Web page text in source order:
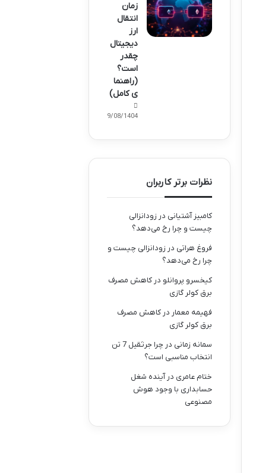
زمان
انتقال
ارز
دیجیتال
چقدر
است؟
(راهنما
ی کامل)
29/08/1404
نظرات برتر کاربران
کامبیز آشتیانی در زودانزالی
چیست و چرا رخ می‌دهد؟
فروغ هراتی در زودانزالی چیست و
چرا رخ می‌دهد؟
کیخسرو پروانلو در کاهش مصرف
برق کولر گازی
فهیمه معمار در کاهش مصرف
برق کولر گازی
سمانه زمانی در
چرا جرثقیل 7 تن
انتخاب مناسبی است؟
ختام عامری درآینده شغل
حسابداری با وجود هوش
مصنوعی